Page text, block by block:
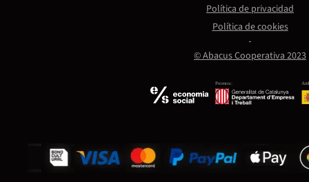
Promou:
© Abacus Cooperativa 2023
Política de privacidad
Política de cookies